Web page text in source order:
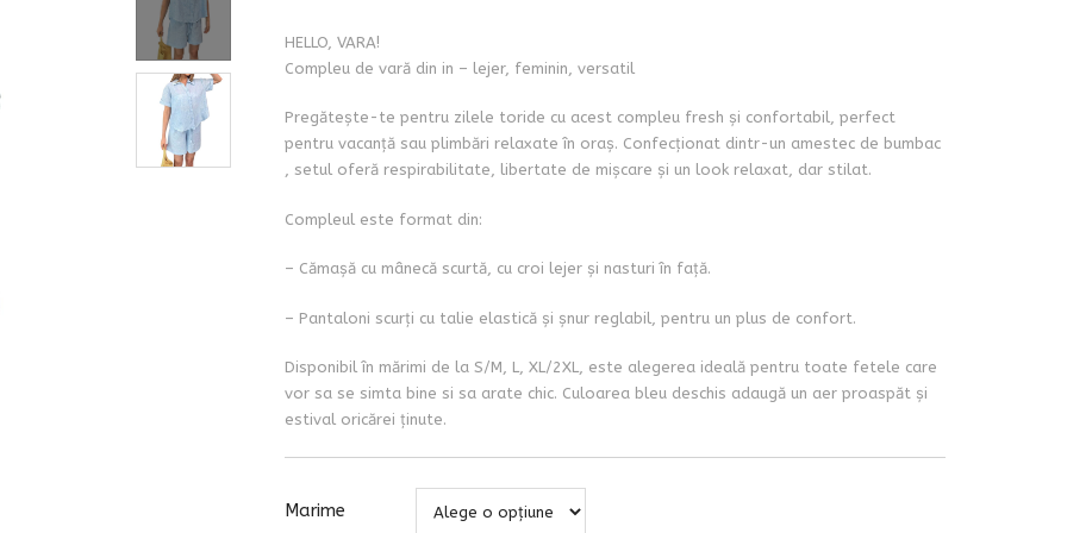
HELLO, VARA!
Compleu de vară din in – lejer, feminin, versatil
Pregătește-te pentru zilele toride cu acest compleu fresh și confortabil, perfect
pentru vacanță sau plimbări relaxate în oraș. Confecționat dintr-un amestec de bumbac
, setul oferă respirabilitate, libertate de mișcare și un look relaxat, dar stilat.
Compleul este format din:
– Cămașă cu mânecă scurtă, cu croi lejer și nasturi în față.
– Pantaloni scurți cu talie elastică și șnur reglabil, pentru un plus de confort.
Disponibil în mărimi de la S/M, L, XL/2XL, este alegerea ideală pentru toate fetele care
vor sa se simta bine si sa arate chic. Culoarea bleu deschis adaugă un aer proaspăt și
estival oricărei ținute.
Marime